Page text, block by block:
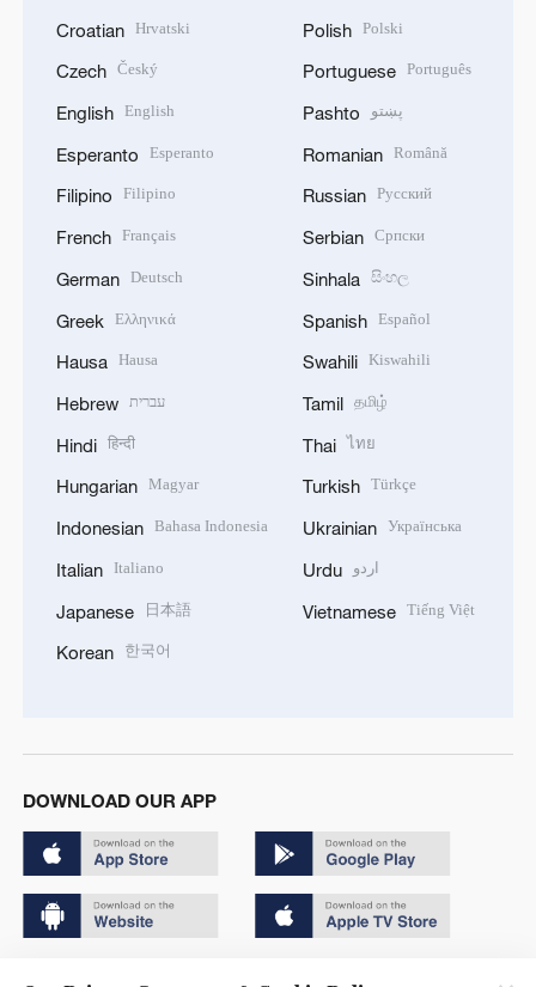
Croatian Hrvatski
Czech Český
English English
Esperanto Esperanto
Filipino Filipino
French Français
German Deutsch
Greek Ελληνικά
Hausa Hausa
Hebrew עברית
Hindi हिन्दी
Hungarian Magyar
Indonesian Bahasa Indonesia
Italian Italiano
Japanese 日本語
Korean 한국어
Polish Polski
Portuguese Português
Pashto پښتو
Romanian Română
Russian Русский
Serbian Српски
Sinhala සිංහල
Spanish Español
Swahili Kiswahili
Tamil தமிழ்
Thai ไทย
Turkish Türkçe
Ukrainian Українська
Urdu اردو
Vietnamese Tiếng Việt
DOWNLOAD OUR APP